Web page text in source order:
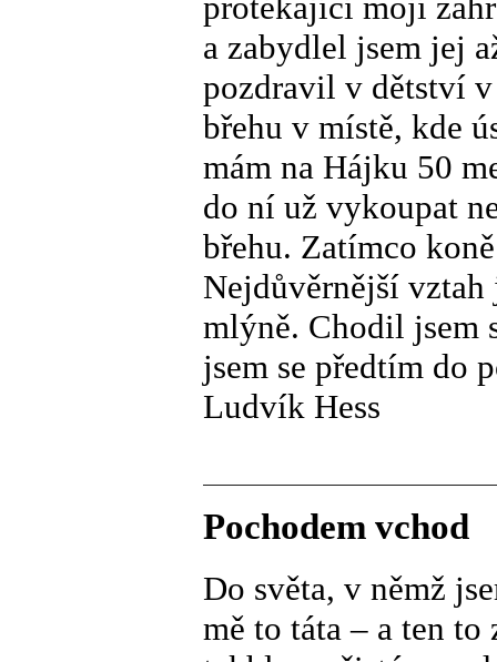
a zabydlel jsem jej
pozdravil v dětství
břehu v místě, kde
mám na Hájku 50
do ní už vykoupat
břehu. Zatímco
Nejdůvěrnější vztah
mlýně. Chodil jsem
jsem se předtím do
Ludvík Hess
Pochodem vchod
Do světa, v němž
mě to táta – a ten